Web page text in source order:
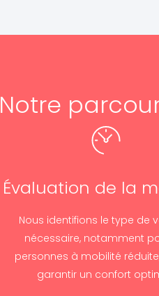
Notre
Évaluation de la
Nous identifions le type de
nécessaire, notamment
personnes à mobilité
garantir un confort